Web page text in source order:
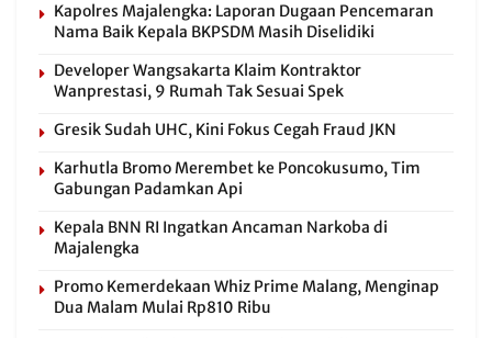
Kapolres Majalengka: Laporan Dugaan Pencemaran
Nama Baik Kepala BKPSDM Masih Diselidiki
Developer Wangsakarta Klaim Kontraktor
Wanprestasi, 9 Rumah Tak Sesuai Spek
Gresik Sudah UHC, Kini Fokus Cegah Fraud JKN
Karhutla Bromo Merembet ke Poncokusumo, Tim
Gabungan Padamkan Api
Kepala BNN RI Ingatkan Ancaman Narkoba di
Majalengka
Promo Kemerdekaan Whiz Prime Malang, Menginap
Dua Malam Mulai Rp810 Ribu